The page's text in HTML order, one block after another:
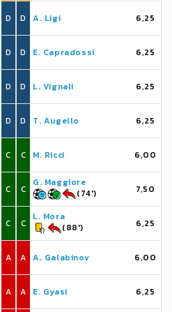
D
D
D
D
C
C
C
A
A
D A. Ligi 6,25
D E. Capradossi 6,25
D L. Vignali 6,25
D T. Augello 6,25
C M. Ricci 6,00
C
G. Maggiore
(74')
7,50
C
L. Mora
(88')
6,25
A A. Galabinov 6,00
A E. Gyasi 6,25